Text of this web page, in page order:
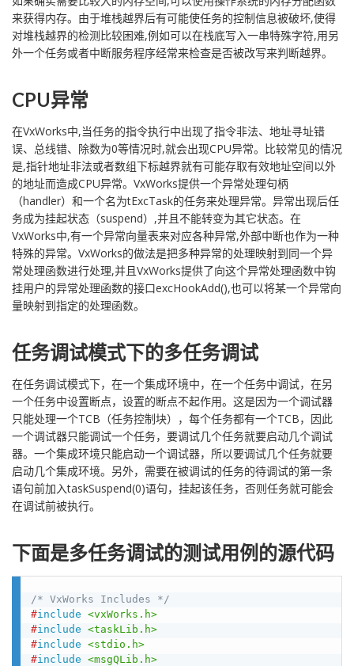
来获得内存。由于堆栈越界后有可能使任务的控制信息被破坏,使得
对堆栈越界的检测比较困难,例如可以在栈底写入一串特殊字符,用另
外一个任务或者中断服务程序经常来检查是否被改写来判断越界。
CPU异常
在VxWorks中,当任务的指令执行中出现了指令非法、地址寻址错
误、总线错、除数为0等情况时,就会出现CPU异常。比较常见的情况
是,指针地址非法或者数组下标越界就有可能存取有效地址空间以外
的地址而造成CPU异常。VxWorks提供一个异常处理句柄
（handler）和一个名为tExcTask的任务来处理异常。异常出现后任
务成为挂起状态（suspend）,并且不能转变为其它状态。在
VxWorks中,有一个异常向量表来对应各种异常,外部中断也作为一种
特殊的异常。VxWorks的做法是把多种异常的处理映射到同一个异
常处理函数进行处理,并且VxWorks提供了向这个异常处理函数中钩
挂用户的异常处理函数的接口excHookAdd(),也可以将某一个异常向
量映射到指定的处理函数。
任务调试模式下的多任务调试
在任务调试模式下，在一个集成环境中，在一个任务中调试，在另
一个任务中设置断点，设置的断点不起作用。这是因为一个调试器
只能处理一个TCB（任务控制块），每个任务都有一个TCB，因此
一个调试器只能调试一个任务，要调试几个任务就要启动几个调试
器。一个集成环境只能启动一个调试器，所以要调试几个任务就要
启动几个集成环境。另外，需要在被调试的任务的待调试的第一条
语句前加入taskSuspend(0)语句，挂起该任务，否则任务就可能会
在调试前被执行。
下面是多任务调试的测试用例的源代码
/* VxWorks Includes */
#include <vxWorks.h>
#include <taskLib.h>
#include <stdio.h>
#include <msgQLib.h>